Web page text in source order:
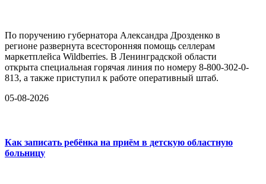
По поручению губернатора Александра Дрозденко в
регионе развернута всесторонняя помощь селлерам
маркетплейса Wildberries. В Ленинградской области
открыта специальная горячая линия по номеру 8-800-302-0-
813, а также приступил к работе оперативный штаб.
05-08-2026
Как записать ребёнка на приём в детскую областную
больницу